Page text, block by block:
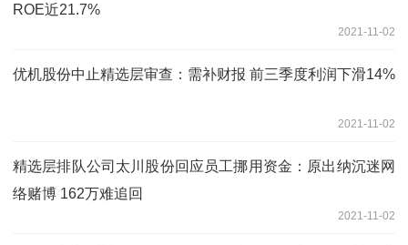
ROE近21.7%
2021-11-02
优机股份中止精选层审查：需补财报 前三季度利润下滑14%
2021-11-02
精选层排队公司太川股份回应员工挪用资金：原出纳沉迷网
络赌博 162万难追回
2021-11-02